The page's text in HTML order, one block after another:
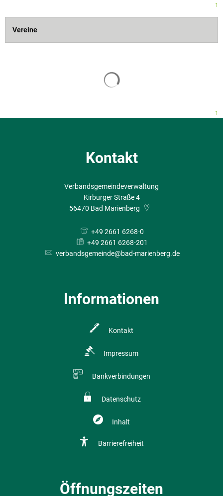
↑
Vereine
↑
Kontakt
Verbandsgemeindeverwaltung
Kirburger Straße 4
56470 Bad Marienberg
+49 2661 6268-0
+49 2661 6268-201
verbandsgemeinde@bad-marienberg.de
Informationen
Kontakt
Impressum
Bankverbindungen
Datenschutz
Inhalt
Barrierefreiheit
Öffnungszeiten